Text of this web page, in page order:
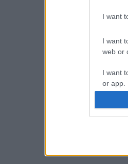
I want
I want
web or
I want
or app.
I want